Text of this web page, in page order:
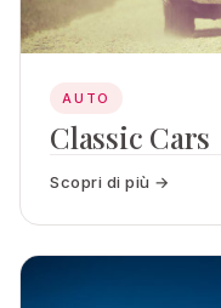
AUTO
Classic Cars
Scopri di più →